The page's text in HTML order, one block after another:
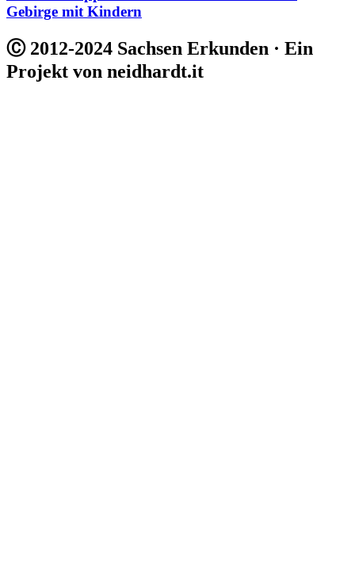
Gebirge mit Kindern
Ⓒ 2012-2024 Sachsen Erkunden · Ein
Projekt von neidhardt.it